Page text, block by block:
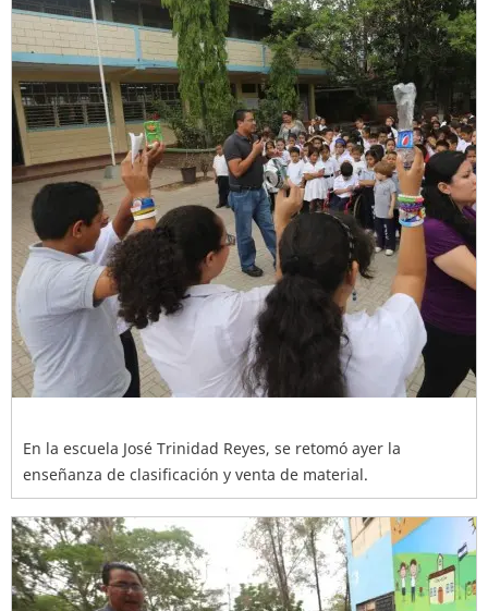
En la escuela José Trinidad Reyes, se retomó ayer la
enseñanza de clasificación y venta de material.